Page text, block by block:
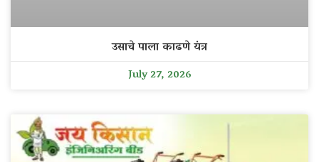
उसाचे पाला काढणे यंत्र
July 27, 2026